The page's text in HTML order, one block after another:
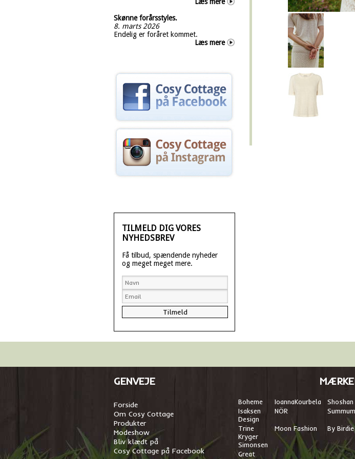
Skønne forårsstyles.
8. marts 2026
Endelig er foråret kommet.
Læs mere
TILMELD DIG VORES
NYHEDSBREV
Få tilbud, spændende nyheder
og meget meget mere.
GENVEJE
Forside
Om Cosy Cottage
Produkter
Modeshow
Bliv klædt på
Cosy Cottage på Facebook
Boheme IoannaKourbela Shoshan
Isaksen
Design
NÖR Summum
Trine
Kryger
Simonsen
Moon Fashion By Birdie
Great